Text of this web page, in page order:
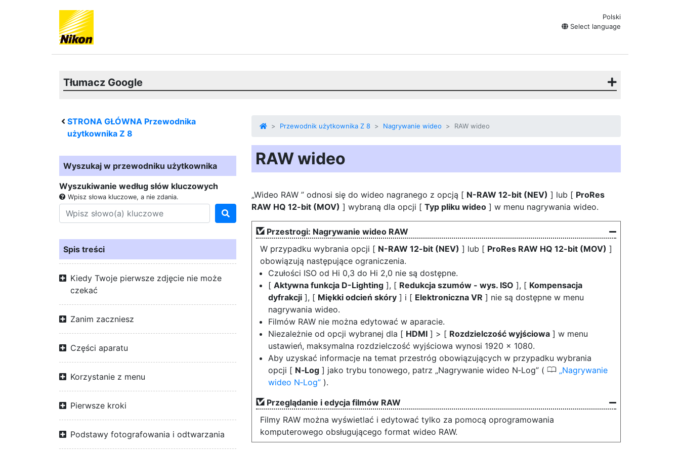
Polski
Select language
Tłumacz Google
STRONA GŁÓWNA Przewodnika
użytkownika Z 8
Wyszukaj w przewodniku użytkownika
Wyszukiwanie według słów kluczowych
Wpisz słowa kluczowe, a nie zdania.
Spis treści
Kiedy Twoje pierwsze zdjęcie nie może
czekać
Zanim zaczniesz
Części aparatu
Korzystanie z menu
Pierwsze kroki
Podstawy fotografowania i odtwarzania
Przewodnik użytkownika Z 8 Nagrywanie wideo RAW wideo
RAW wideo
„Wideo RAW ” odnosi się do wideo nagranego z opcją [ N-RAW 12-bit (NEV) ] lub [ ProRes
RAW HQ 12-bit (MOV) ] wybraną dla opcji [ Typ pliku wideo ] w menu nagrywania wideo.
Przestrogi: Nagrywanie wideo RAW
W przypadku wybrania opcji [ N-RAW 12-bit (NEV) ] lub [ ProRes RAW HQ 12-bit (MOV) ]
obowiązują następujące ograniczenia.
Czułości ISO od Hi 0,3 do Hi 2,0 nie są dostępne.
[ Aktywna funkcja D-Lighting ], [ Redukcja szumów - wys. ISO ], [ Kompensacja
dyfrakcji ], [ Miękki odcień skóry ] i [ Elektroniczna VR ] nie są dostępne w menu
nagrywania wideo.
Filmów RAW nie można edytować w aparacie.
Niezależnie od opcji wybranej dla [ HDMI ] > [ Rozdzielczość wyjściowa ] w menu
ustawień, maksymalna rozdzielczość wyjściowa wynosi 1920 × 1080.
Aby uzyskać informacje na temat przestróg obowiązujących w przypadku wybrania
opcji [ N‑Log ] jako trybu tonowego, patrz „Nagrywanie wideo N‑Log” ( 0 Nagrywanie
wideo N‑Log
).
Przeglądanie i edycja filmów RAW
Filmy RAW można wyświetlać i edytować tylko za pomocą oprogramowania
komputerowego obsługującego format wideo RAW.